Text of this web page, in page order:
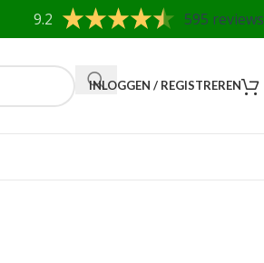
9.2 595 reviews
INLOGGEN / REGISTREREN